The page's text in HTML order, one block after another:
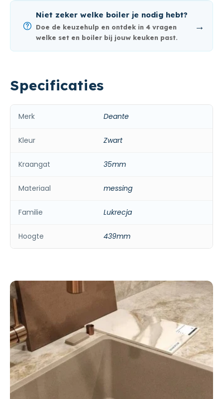
Niet zeker welke boiler je nodig hebt?
Doe de keuzehulp en ontdek in 4 vragen
welke set en boiler bij jouw keuken past.
→
Specificaties
Merk Deante
Kleur Zwart
Kraangat 35mm
Materiaal messing
Familie Lukrecja
Hoogte 439mm